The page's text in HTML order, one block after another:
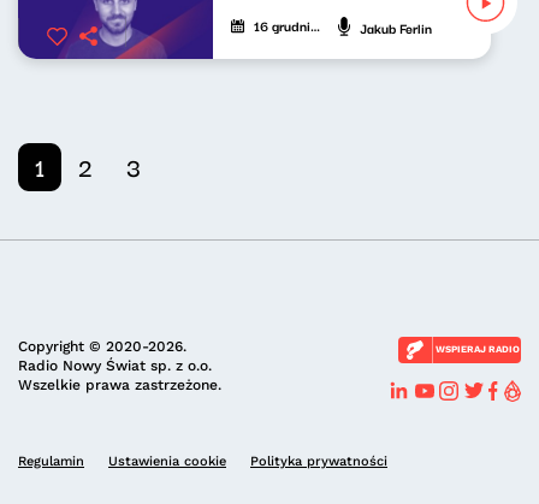
16 grudnia 2025 Jakub Ferlin
1 2 3
Copyright © 2020-2026.
Radio Nowy Świat sp. z o.o.
Wszelkie prawa zastrzeżone.
WSPIERAJ RADIO
Regulamin Ustawienia cookie Polityka prywatności